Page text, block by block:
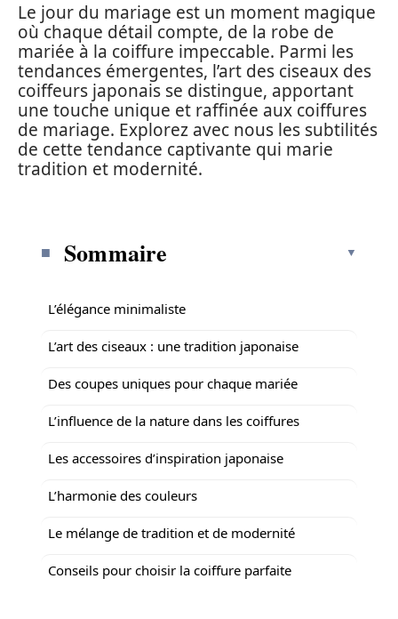
Le jour du mariage est un moment magique
où chaque détail compte, de la robe de
mariée à la coiffure impeccable. Parmi les
tendances émergentes, l’art des ciseaux des
coiffeurs japonais se distingue, apportant
une touche unique et raffinée aux coiffures
de mariage. Explorez avec nous les subtilités
de cette tendance captivante qui marie
tradition et modernité.
Sommaire
L’élégance minimaliste
L’art des ciseaux : une tradition japonaise
Des coupes uniques pour chaque mariée
L’influence de la nature dans les coiffures
Les accessoires d’inspiration japonaise
L’harmonie des couleurs
Le mélange de tradition et de modernité
Conseils pour choisir la coiffure parfaite